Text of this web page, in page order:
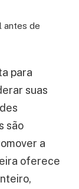
antes de
para
suas
são
a
oferece